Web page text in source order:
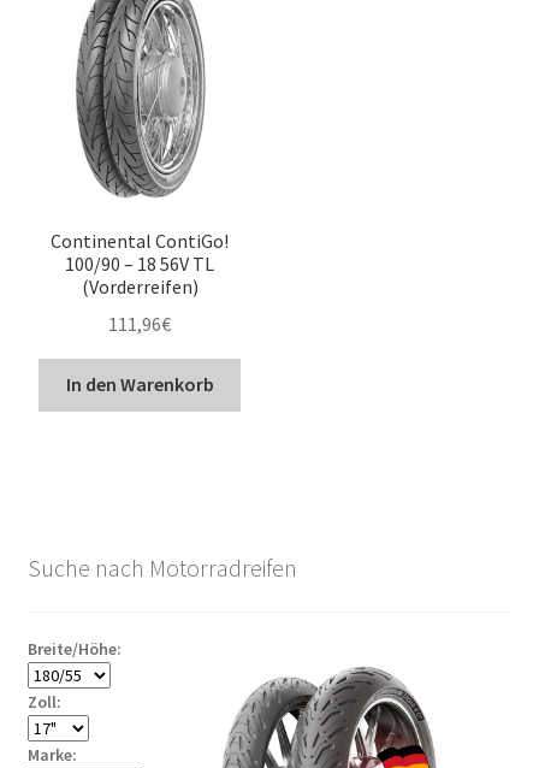
Continental ContiGo!
100/90 – 18 56V TL
(Vorderreifen)
111,96€
In den Warenkorb
Suche nach Motorradreifen
Breite/Höhe:
Zoll:
Marke: